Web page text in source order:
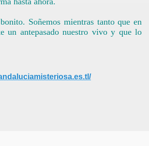
Soñemos mientras tanto que en
un antepasado nuestro vivo y que lo